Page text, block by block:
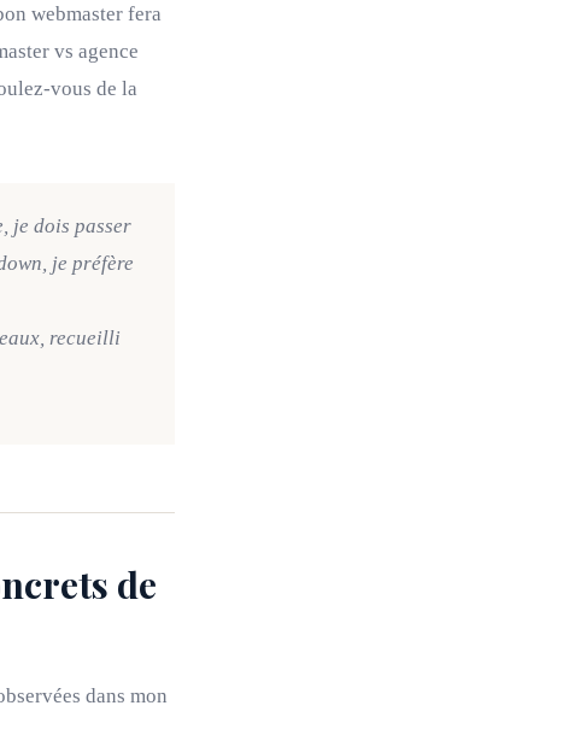
webmaster fera
vs agence
vous de la
je dois passer
je préfère
recueilli
de
dans mon